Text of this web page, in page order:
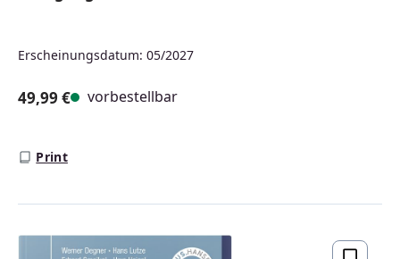
Erscheinungsdatum: 05/2027
49,99 € vorbestellbar
Print